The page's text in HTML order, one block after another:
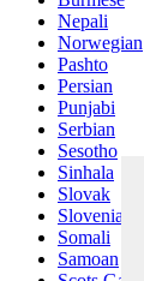
Nepali
Norwegian
Pashto
Persian
Punjabi
Serbian
Sesotho
Sinhala
Slovak
Slovenian
Somali
Samoan